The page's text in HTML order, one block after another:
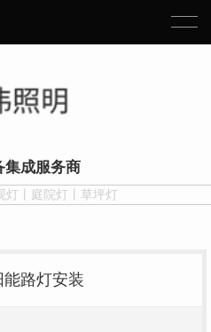
集成服务商
灯丨庭院灯丨草坪灯
能路灯安装